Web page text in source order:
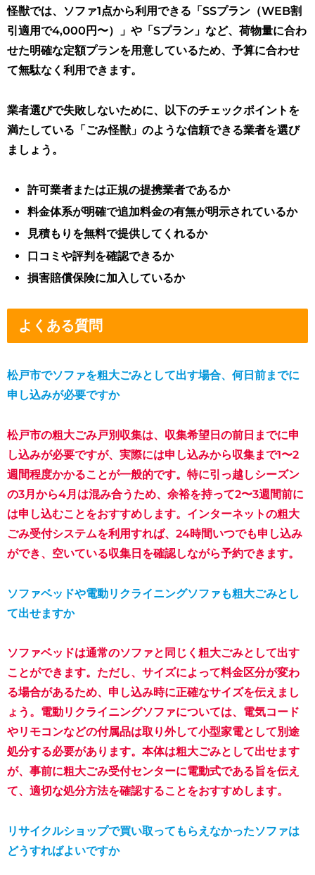
怪獣では、ソファ1点から利用できる「SSプラン（WEB割
引適用で4,000円〜）」や「Sプラン」など、荷物量に合わ
せた明確な定額プランを用意しているため、予算に合わせ
て無駄なく利用できます。
業者選びで失敗しないために、以下のチェックポイントを
満たしている「ごみ怪獣」のような信頼できる業者を選び
ましょう。
許可業者または正規の提携業者であるか
料金体系が明確で追加料金の有無が明示されているか
見積もりを無料で提供してくれるか
口コミや評判を確認できるか
損害賠償保険に加入しているか
よくある質問
松戸市でソファを粗大ごみとして出す場合、何日前までに
申し込みが必要ですか
松戸市の粗大ごみ戸別収集は、収集希望日の前日までに申
し込みが必要ですが、実際には申し込みから収集まで1〜2
週間程度かかることが一般的です。特に引っ越しシーズン
の3月から4月は混み合うため、余裕を持って2〜3週間前に
は申し込むことをおすすめします。インターネットの粗大
ごみ受付システムを利用すれば、24時間いつでも申し込み
ができ、空いている収集日を確認しながら予約できます。
ソファベッドや電動リクライニングソファも粗大ごみとし
て出せますか
ソファベッドは通常のソファと同じく粗大ごみとして出す
ことができます。ただし、サイズによって料金区分が変わ
る場合があるため、申し込み時に正確なサイズを伝えまし
ょう。電動リクライニングソファについては、電気コード
やリモコンなどの付属品は取り外して小型家電として別途
処分する必要があります。本体は粗大ごみとして出せます
が、事前に粗大ごみ受付センターに電動式である旨を伝え
て、適切な処分方法を確認することをおすすめします。
リサイクルショップで買い取ってもらえなかったソファは
どうすればよいですか